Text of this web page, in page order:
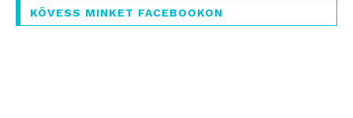
KÖVESS MINKET FACEBOOKON